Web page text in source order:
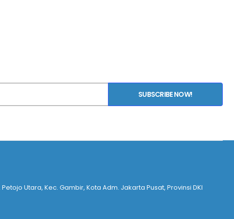
SUBSCRIBE NOW!
Petojo Utara, Kec. Gambir, Kota Adm. Jakarta Pusat, Provinsi DKI